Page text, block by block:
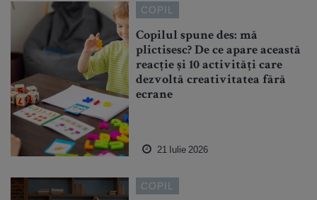
COPIL
Copilul spune des: mă
plictisesc? De ce apare această
reacție și 10 activități care
dezvoltă creativitatea fără
ecrane
21 Iulie 2026
COPIL